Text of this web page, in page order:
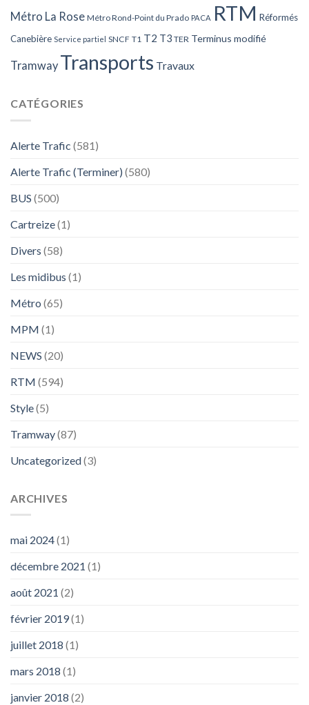
Métro La Rose Métro Rond-Point du Prado PACA RTM Réformés
Canebière Service partiel SNCF T1 T2 T3 TER Terminus modifié
Tramway Transports Travaux
CATÉGORIES
Alerte Trafic (581)
Alerte Trafic (Terminer) (580)
BUS (500)
Cartreize(1)
Divers (58)
Les midibus (1)
Métro (65)
MPM (1)
NEWS (20)
RTM (594)
Style(5)
Tramway(87)
Uncategorized(3)
ARCHIVES
mai 2024(1)
décembre 2021 (1)
août 2021 (2)
février 2019(1)
juillet 2018 (1)
mars 2018 (1)
janvier 2018 (2)